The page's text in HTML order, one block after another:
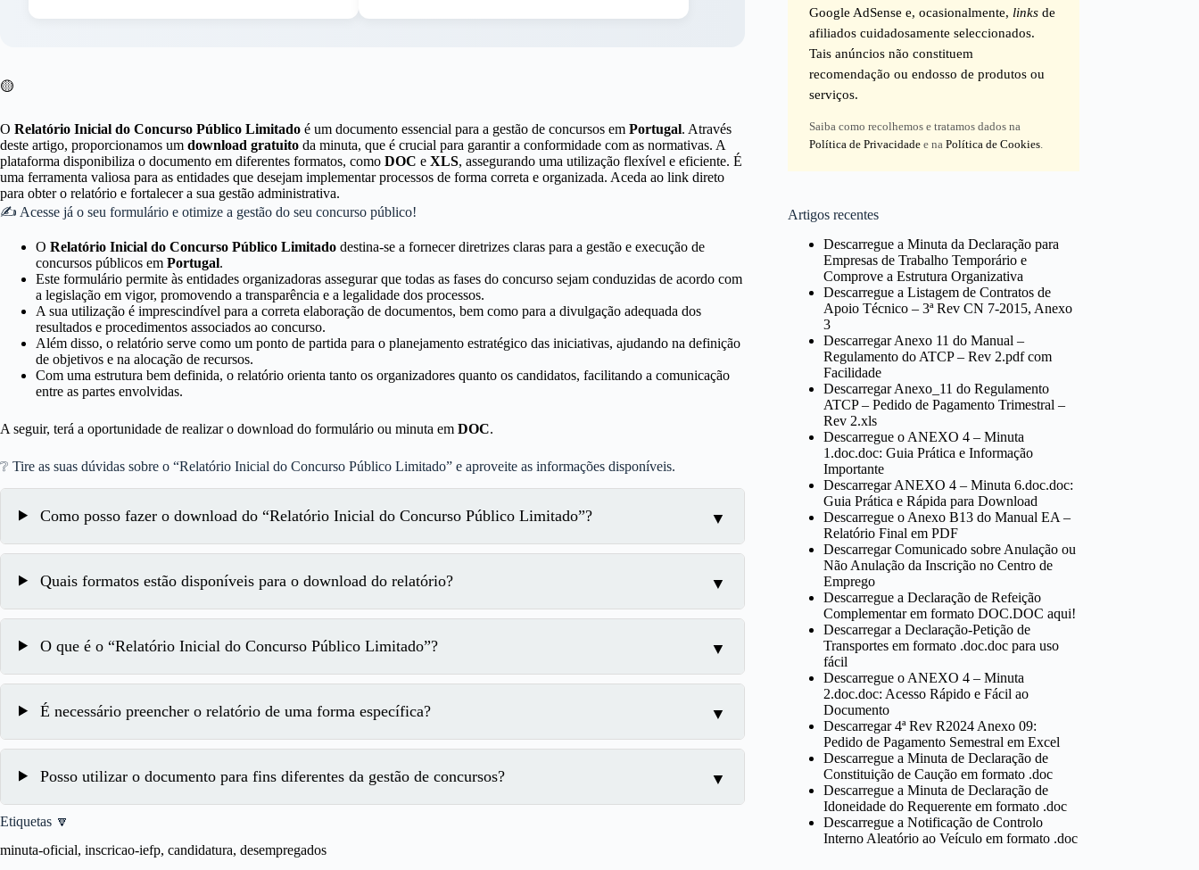
🟡
O Relatório Inicial do Concurso Público Limitado é um documento essencial para a gestão de concursos em Portugal. Através
deste artigo, proporcionamos um download gratuito da minuta, que é crucial para garantir a conformidade com as normativas. A
plataforma disponibiliza o documento em diferentes formatos, como DOC e XLS, assegurando uma utilização flexível e eficiente. É
uma ferramenta valiosa para as entidades que desejam implementar processos de forma correta e organizada. Aceda ao link direto
para obter o relatório e fortalecer a sua gestão administrativa.
✍ Acesse já o seu formulário e otimize a gestão do seu concurso público!
O Relatório Inicial do Concurso Público Limitado destina-se a fornecer diretrizes claras para a gestão e execução de
concursos públicos em Portugal.
Este formulário permite às entidades organizadoras assegurar que todas as fases do concurso sejam conduzidas de acordo com
a legislação em vigor, promovendo a transparência e a legalidade dos processos.
A sua utilização é imprescindível para a correta elaboração de documentos, bem como para a divulgação adequada dos
resultados e procedimentos associados ao concurso.
Além disso, o relatório serve como um ponto de partida para o planejamento estratégico das iniciativas, ajudando na definição
de objetivos e na alocação de recursos.
Com uma estrutura bem definida, o relatório orienta tanto os organizadores quanto os candidatos, facilitando a comunicação
entre as partes envolvidas.
A seguir, terá a oportunidade de realizar o download do formulário ou minuta em DOC.
❔ Tire as suas dúvidas sobre o “Relatório Inicial do Concurso Público Limitado” e aproveite as informações disponíveis.
Como posso fazer o download do “Relatório Inicial do Concurso Público Limitado”?
Quais formatos estão disponíveis para o download do relatório?
O que é o “Relatório Inicial do Concurso Público Limitado”?
É necessário preencher o relatório de uma forma específica?
Posso utilizar o documento para fins diferentes da gestão de concursos?
Etiquetas 🔽
minuta-oficial, inscricao-iefp, candidatura, desempregados
Google AdSense e, ocasionalmente, links de
afiliados cuidadosamente seleccionados.
Tais anúncios não constituem
recomendação ou endosso de produtos ou
serviços.
Saiba como recolhemos e tratamos dados na
Política de Privacidade e naPolítica de Cookies.
Artigos recentes
Descarregue a Minuta da Declaração para
Empresas de Trabalho Temporário e
Comprove a Estrutura Organizativa
Descarregue a Listagem de Contratos de
Apoio Técnico – 3ª Rev CN 7-2015, Anexo
3
Descarregar Anexo 11 do Manual –
Regulamento do ATCP – Rev 2.pdf com
Facilidade
Descarregar Anexo_11 do Regulamento
ATCP – Pedido de Pagamento Trimestral –
Rev 2.xls
Descarregue o ANEXO 4 – Minuta
1.doc.doc: Guia Prática e Informação
Importante
Descarregar ANEXO 4 – Minuta 6.doc.doc:
Guia Prática e Rápida para Download
Descarregue o Anexo B13 do Manual EA –
Relatório Final em PDF
Descarregar Comunicado sobre Anulação ou
Não Anulação da Inscrição no Centro de
Emprego
Descarregue a Declaração de Refeição
Complementar em formato DOC.DOC aqui!
Descarregar a Declaração-Petição de
Transportes em formato .doc.doc para uso
fácil
Descarregue o ANEXO 4 – Minuta
2.doc.doc: Acesso Rápido e Fácil ao
Documento
Descarregar 4ª Rev R2024 Anexo 09:
Pedido de Pagamento Semestral em Excel
Descarregue a Minuta de Declaração de
Constituição de Caução em formato .doc
Descarregue a Minuta de Declaração de
Idoneidade do Requerente em formato .doc
Descarregue a Notificação de Controlo
Interno Aleatório ao Veículo em formato .doc